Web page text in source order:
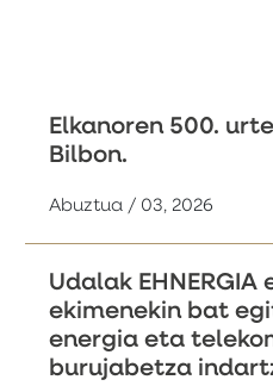
Elkanoren 500.
Bilbon.
Abuztua / 03, 2026
Udalak EHNERGIA
ekimenekin bat
energia eta
burujabetza